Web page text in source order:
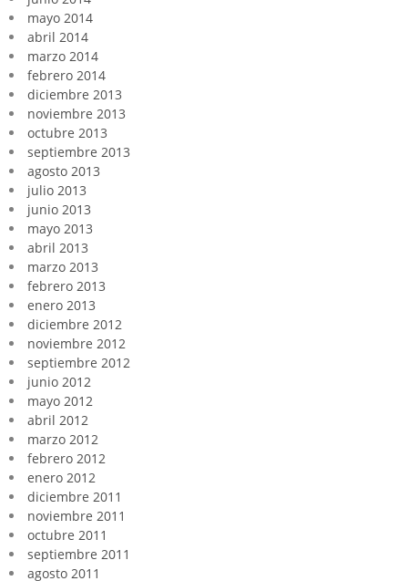
mayo 2014
abril 2014
marzo 2014
febrero 2014
diciembre 2013
noviembre 2013
octubre 2013
septiembre 2013
agosto 2013
julio 2013
junio 2013
mayo 2013
abril 2013
marzo 2013
febrero 2013
enero 2013
diciembre 2012
noviembre 2012
septiembre 2012
junio 2012
mayo 2012
abril 2012
marzo 2012
febrero 2012
enero 2012
diciembre 2011
noviembre 2011
octubre 2011
septiembre 2011
agosto 2011